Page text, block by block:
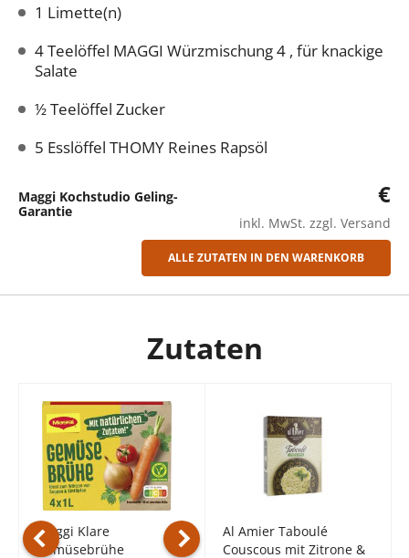
1 Limette(n)
4 Teelöffel MAGGI Würzmischung 4 , für knackige
Salate
½ Teelöffel Zucker
5 Esslöffel THOMY Reines Rapsöl
Maggi Kochstudio Geling-
Garantie
€
inkl. MwSt. zzgl. Versand
ALLE ZUTATEN IN DEN WARENKORB
Zutaten
Maggi Klare
Gemüsebrühe
Maggi Gemüse Brühe
ANZAHL VERRINGERNANZAHL ERHÖHEN
Al Amier Taboulé
Couscous mit Zitrone &